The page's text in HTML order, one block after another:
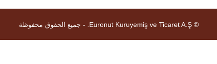
© Euronut Kuruyemiş ve Ticaret A.Ş. - جميع الحقوق محفوظة